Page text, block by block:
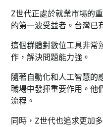
Z世代正處於就業市場的
的第一波受益者。台灣已
這個群體對數位工具非常
作，解決問題能力強。
隨著自動化和人工智慧的
職場中發揮重要作用。他
流程。
同時，Z世代也追求更加